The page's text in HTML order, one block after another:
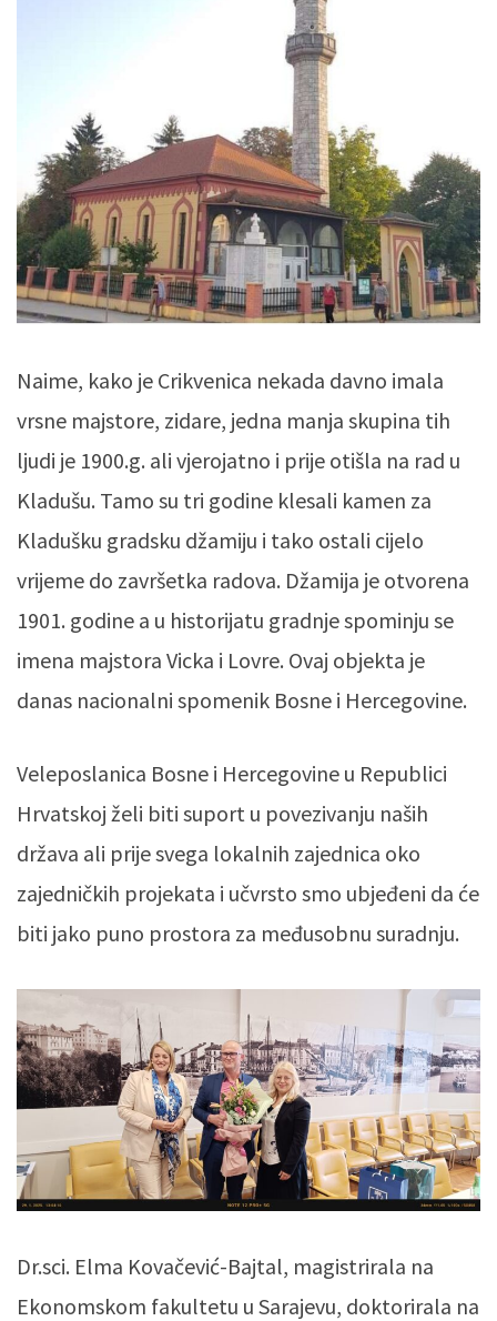
Naime, kako je Crikvenica nekada davno imala
vrsne majstore, zidare, jedna manja skupina tih
ljudi je 1900.g. ali vjerojatno i prije otišla na rad u
Kladušu. Tamo su tri godine klesali kamen za
Kladušku gradsku džamiju i tako ostali cijelo
vrijeme do završetka radova. Džamija je otvorena
1901. godine a u historijatu gradnje spominju se
imena majstora Vicka i Lovre. Ovaj objekta je
danas nacionalni spomenik Bosne i Hercegovine.
Veleposlanica Bosne i Hercegovine u Republici
Hrvatskoj želi biti suport u povezivanju naših
država ali prije svega lokalnih zajednica oko
zajedničkih projekata i učvrsto smo ubjeđeni da će
biti jako puno prostora za međusobnu suradnju.
Dr.sci. Elma Kovačević-Bajtal, magistrirala na
Ekonomskom fakultetu u Sarajevu, doktorirala na